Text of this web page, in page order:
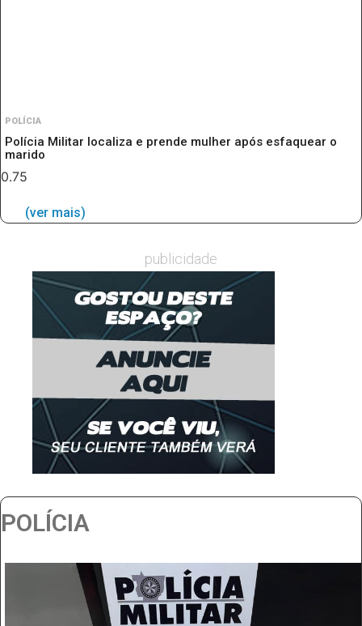
POLÍCIA
Polícia Militar localiza e prende mulher após esfaquear o
marido
(ver mais)
publicidade
POLÍCIA